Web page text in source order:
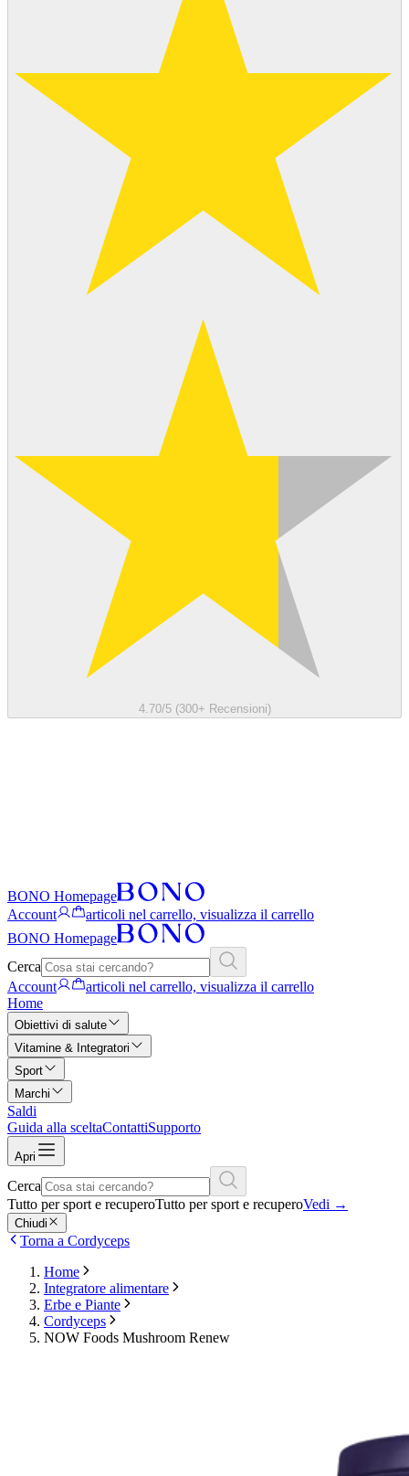
4.70/5 (300+ Recensioni)
BONO Homepage
Account
articoli nel carrello, visualizza il carrello
BONO Homepage
Cerca
Account
articoli nel carrello, visualizza il carrello
Home
Obiettivi di salute
Vitamine & Integratori
Sport
Marchi
Saldi
Guida alla sceltaContattiSupporto
Apri
Cerca
Tutto per sport e recuperoTutto per sport e recuperoVedi →
Chiudi
Torna a Cordyceps
Home
Integratore alimentare
Erbe e Piante
Cordyceps
NOW Foods Mushroom Renew